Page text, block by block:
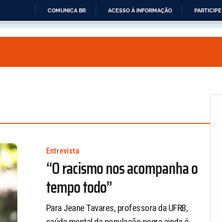
IR
COMUNICA BR ACESSO À INFORMAÇÃO PARTICIPE
Entrevista
“O racismo nos acompanha o
tempo todo”
Para Jeane Tavares, professora da UFRB,